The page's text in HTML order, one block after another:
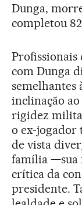
Dunga,
completou
Profissionais
com Dunga
semelhantes
inclinação
rigidez
o ex-jogador
de vista
família —sua
crítica da
presidente.